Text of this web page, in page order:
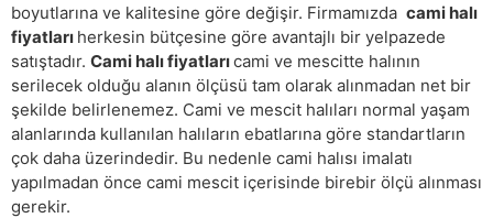
boyutlarına ve kalitesine göre değişir. Firmamızda cami halı
fiyatları herkesin bütçesine göre avantajlı bir yelpazede
satıştadır. Cami halı fiyatlarıcami ve mescitte halının
serilecek olduğu alanın ölçüsü tam olarak alınmadan net bir
şekilde belirlenemez. Cami ve mescit halıları normal yaşam
alanlarında kullanılan halıların ebatlarına göre standartların
çok daha üzerindedir. Bu nedenle cami halısı imalatı
yapılmadan önce cami mescit içerisinde birebir ölçü alınması
gerekir.